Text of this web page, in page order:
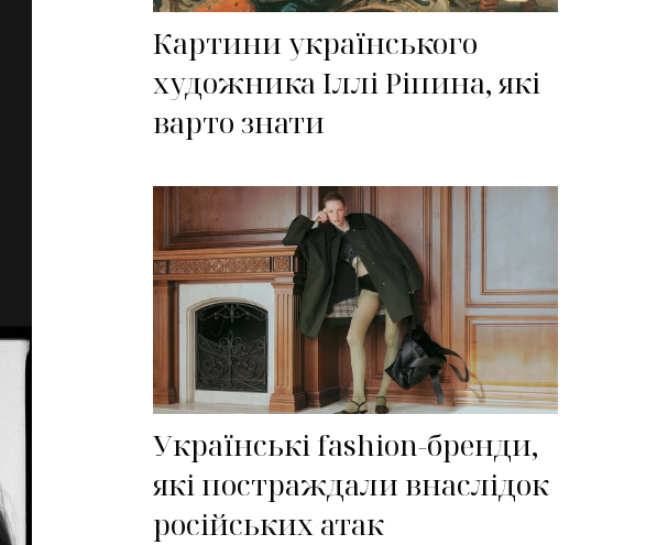
Картини українського
художника Іллі Ріпина, які
варто знати
Українські fashion-бренди,
які постраждали внаслідок
російських атак